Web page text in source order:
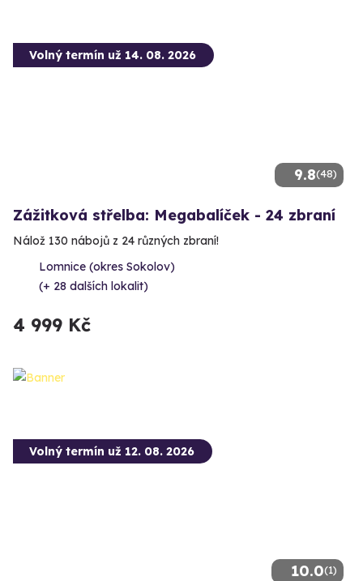
9.8(48)
Volný termín už 14. 08. 2026
Zážitková střelba: Megabalíček - 24 zbraní
Nálož 130 nábojů z 24 různých zbraní!
Lomnice (okres Sokolov)
(+ 28 dalších lokalit)
4 999 Kč
10.0(1)
Volný termín už 12. 08. 2026